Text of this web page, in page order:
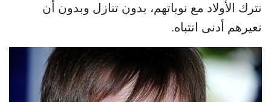
نترك الأولاد مع نوباتهم، بدون تنازل وبدون أن
نعيرهم أدنى انتباه.